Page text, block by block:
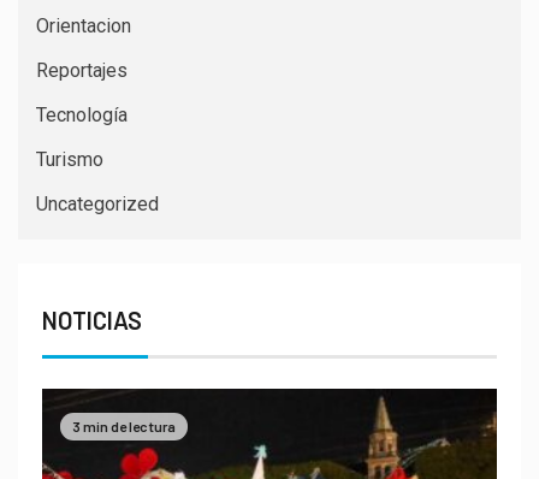
Orientacion
Reportajes
Tecnología
Turismo
Uncategorized
NOTICIAS
3 min de lectura